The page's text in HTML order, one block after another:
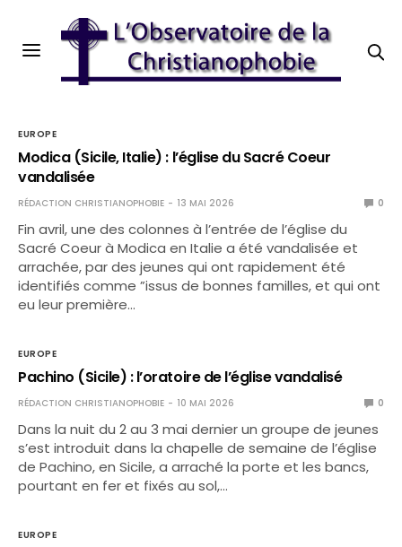
EUROPE
Modica (Sicile, Italie) : l’église du Sacré Coeur
vandalisée
RÉDACTION CHRISTIANOPHOBIE 13 MAI 2026 0
Fin avril, une des colonnes à l’entrée de l’église du
Sacré Coeur à Modica en Italie a été vandalisée et
arrachée, par des jeunes qui ont rapidement été
identifiés comme ”issus de bonnes familles, et qui ont
eu leur première…
EUROPE
Pachino (Sicile) : l’oratoire de l’église vandalisé
RÉDACTION CHRISTIANOPHOBIE 10 MAI 2026 0
Dans la nuit du 2 au 3 mai dernier un groupe de jeunes
s’est introduit dans la chapelle de semaine de l’église
de Pachino, en Sicile, a arraché la porte et les bancs,
pourtant en fer et fixés au sol,…
EUROPE